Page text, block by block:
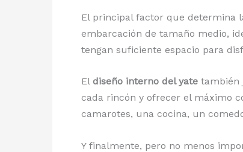
El principal factor que determina
embarcación de tamaño medio,
tengan suficiente espacio para
El diseño interno del yate también
cada rincón y ofrecer el máximo
camarotes, una cocina, un
Y finalmente, pero no menos